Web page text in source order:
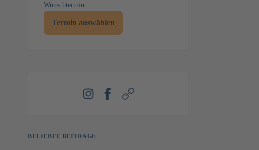
Wunschtermin.
Termin auswählen
BELIEBTE BEITRÄGE